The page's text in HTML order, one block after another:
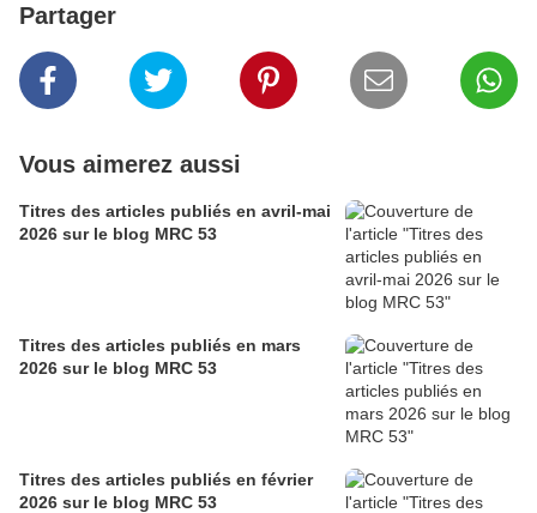
Partager
Vous aimerez aussi
Titres des articles publiés en avril-mai
2026 sur le blog MRC 53
Titres des articles publiés en mars
2026 sur le blog MRC 53
Titres des articles publiés en février
2026 sur le blog MRC 53